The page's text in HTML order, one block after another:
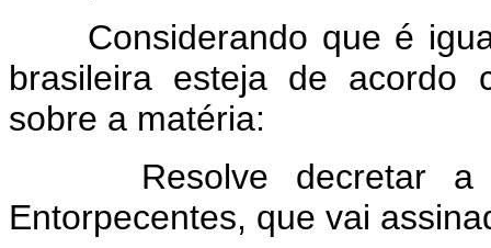
Considerando que é
brasileira esteja de acordo
sobre a matéria:
Resolve decretar a
Entorpecentes, que vai